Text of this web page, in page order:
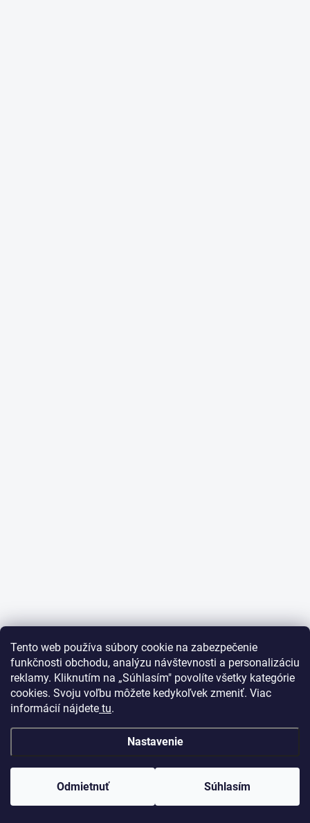
Tento web používa súbory cookie na zabezpečenie
funkčnosti obchodu, analýzu návštevnosti a personalizáciu
reklamy. Kliknutím na „Súhlasím" povolíte všetky kategórie
cookies. Svoju voľbu môžete kedykoľvek zmeniť. Viac
informácií nájdete tu.
Nastavenie
Odmietnuť Súhlasím